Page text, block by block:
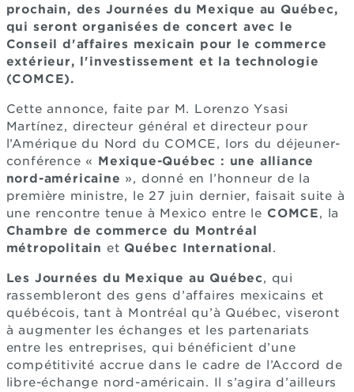
prochain, des Journées du Mexique au Québec,
qui seront organisées de concert avec le
Conseil d'affaires mexicain pour le commerce
extérieur, l'investissement et la technologie
(COMCE).
Cette annonce, faite par M. Lorenzo Ysasi
Martínez, directeur général et directeur pour
l’Amérique du Nord du COMCE, lors du déjeuner-
conférence « Mexique-Québec : une alliance
nord-américaine », donné en l’honneur de la
première ministre, le 27 juin dernier, faisait suite à
une rencontre tenue à Mexico entre le COMCE, la
Chambre de commerce du Montréal
métropolitain et Québec International.
Les Journées du Mexique au Québec, qui
rassembleront des gens d’affaires mexicains et
québécois, tant à Montréal qu’à Québec, viseront
à augmenter les échanges et les partenariats
entre les entreprises, qui bénéficient d’une
compétitivité accrue dans le cadre de l’Accord de
libre-échange nord-américain. Il s’agira d’ailleurs